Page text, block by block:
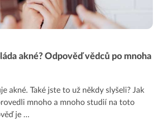
akné? Odpověď vědců po mnoha
akné. Také jste to už někdy slyšeli? Jak
mnoho a mnoho studií na toto
je …